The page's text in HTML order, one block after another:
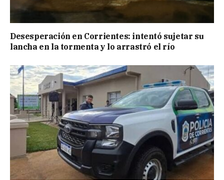
Desesperación en Corrientes: intentó sujetar su
lancha en la tormenta y lo arrastró el río